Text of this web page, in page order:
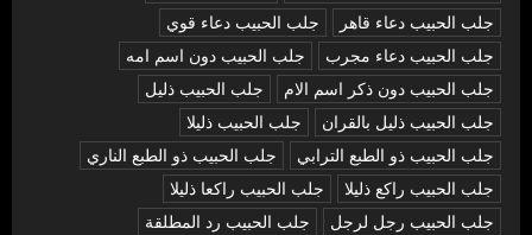
جلب الحبيب دعاء قاهر
جلب الحبيب دعاء قوي
جلب الحبيب دعاء مجرب
جلب الحبيب دون اسم امه
جلب الحبيب دون ذكر اسم الام
جلب الحبيب ذليل
جلب الحبيب ذليل بالقران
جلب الحبيب ذليلا
جلب الحبيب ذو الطبع الترابي
جلب الحبيب ذو الطبع الناري
جلب الحبيب راكع ذليلا
جلب الحبيب راكعا ذليلا
جلب الحبيب رجل لرجل
جلب الحبيب رد المطلقة